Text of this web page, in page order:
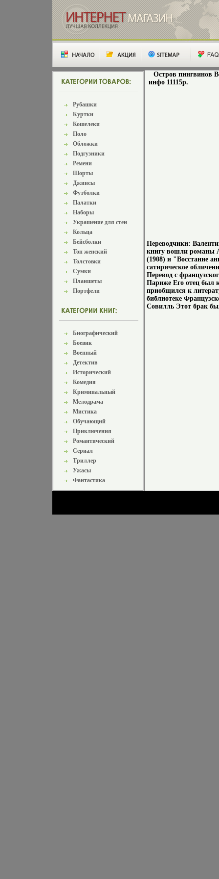
Рубашки
Куртки
Кошелеки
Поло
Обложки
Подгузники
Ремени
Шорты
Джинсы
Футболки
Палатки
Наборы
Украшение для стен
Кольца
Бейсболки
Топ женский
Толстовки
Сумки
Планшеты
Портфели
Биографический
Боевик
Военный
Детектив
Исторический
Комедия
Криминальный
Мелодрама
Мистика
Обучающий
Приключения
Романтический
Сериал
Триллер
Ужасы
Фантастика
Остров пингвинов
инфо 11115p.
Переводчики:
книгу вошли романы
(1908) и "Восстание
сатирическое
Перевод с
Париже Его отец был
приобщился к
библиотеке
Совилль Этот брак